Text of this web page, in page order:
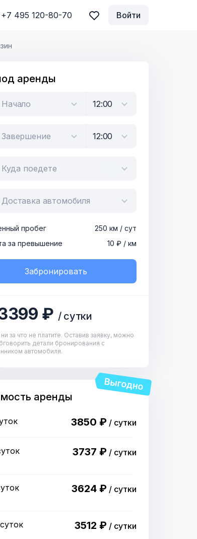
+7 495 120-80-70 Войти
аренды
Куда поедете
Доставка автомобиля
пробег
250 км / сут
за превышение
10 ₽ / км
Забронировать
₽ / сутки
за что не платите. Оставив заявку, можно
детали бронирования с
автомобиля.
аренды
3850 ₽ / сутки
3737 ₽ / сутки
3624 ₽ / сутки
3512 ₽ / сутки